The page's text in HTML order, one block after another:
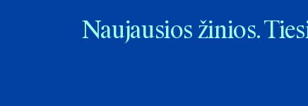
Naujausios žinios.